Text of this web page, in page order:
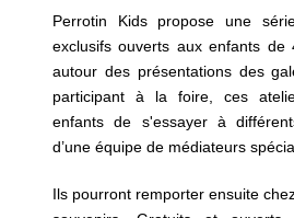
Perrotin Kids propose une
exclusifs ouverts aux enfants
autour des présentations des
participant à la foire, ces
enfants de s'essayer à
d’une équipe de médiateurs
Ils pourront remporter ensuite